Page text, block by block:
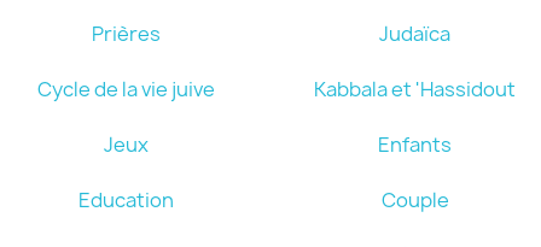
Prières Judaïca
Cycle de la vie juive Kabbala et 'Hassidout
Jeux Enfants
Education Couple